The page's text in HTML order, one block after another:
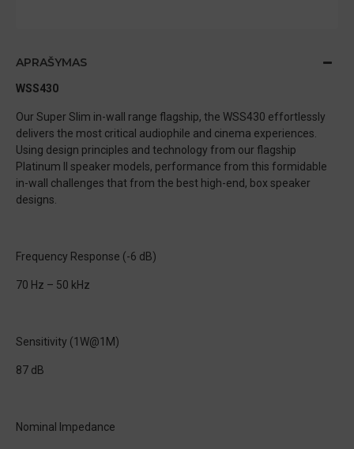
APRAŠYMAS
WSS430
Our Super Slim in-wall range flagship, the WSS430 effortlessly
delivers the most critical audiophile and cinema experiences.
Using design principles and technology from our flagship
Platinum II speaker models, performance from this formidable
in-wall challenges that from the best high-end, box speaker
designs.
Frequency Response (-6 dB)
70 Hz – 50 kHz
Sensitivity (1W@1M)
87 dB
Nominal Impedance